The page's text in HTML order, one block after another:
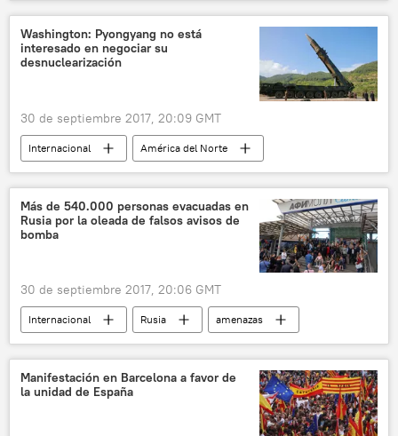
Referéndum en Cataluña (2017)
Cataluña
CUP
independencia
Washington: Pyongyang no está
interesado en negociar su
desnuclearización
30 de septiembre 2017, 20:09 GMT
Internacional
América del Norte
EEUU
Corea del Norte
Heather Nauert
amenaza nuclear
🌏 Asia noticias
Más de 540.000 personas evacuadas en
Rusia por la oleada de falsos avisos de
bomba
30 de septiembre 2017, 20:06 GMT
Internacional Rusia
amenazas
evacuación
bombas noticias
Manifestación en Barcelona a favor de
la unidad de España